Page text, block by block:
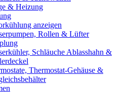
& Heizung
anzeigen
Rollen & Lüfter
Schläuche Ablasshahn &
Thermostat-Gehäuse &